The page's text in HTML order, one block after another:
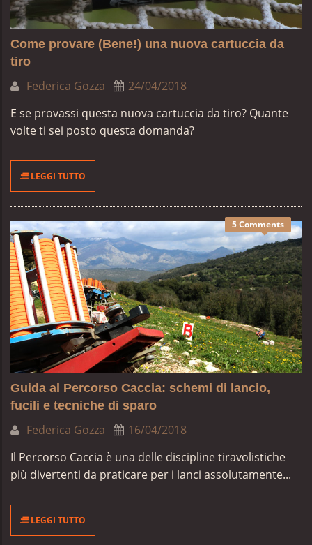
Come provare (Bene!) una nuova cartuccia da
tiro
Federica Gozza
24/04/2018
E se provassi questa nuova cartuccia da tiro? Quante
volte ti sei posto questa domanda?
LEGGI TUTTO
5 Comments
Guida al Percorso Caccia: schemi di lancio,
fucili e tecniche di sparo
Federica Gozza
16/04/2018
Il Percorso Caccia è una delle discipline tiravolistiche
più divertenti da praticare per i lanci assolutamente...
LEGGI TUTTO